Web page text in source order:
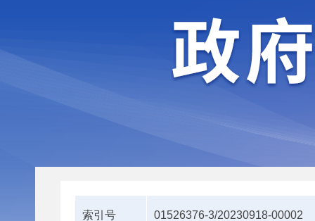
索引号 01526376-3/20230918-00002